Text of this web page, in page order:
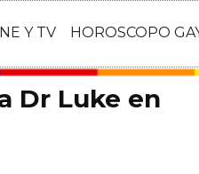
Y TV HOROSCOPO
Dr Luke en